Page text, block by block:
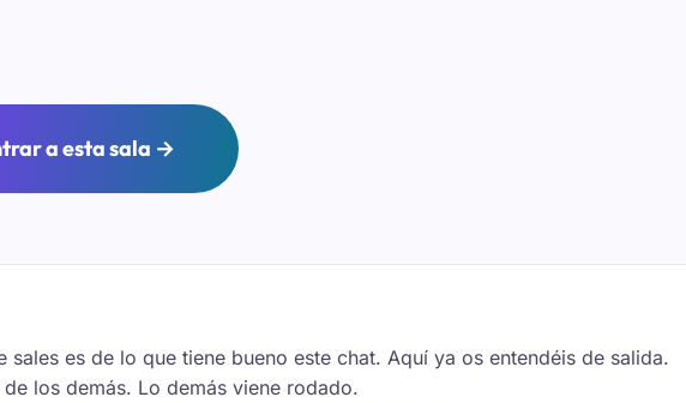
a esta sala →
es de lo que tiene bueno este chat. Aquí ya os entendéis de salida.
los demás. Lo demás viene rodado.